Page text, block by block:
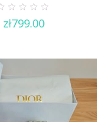
out
zł799.00